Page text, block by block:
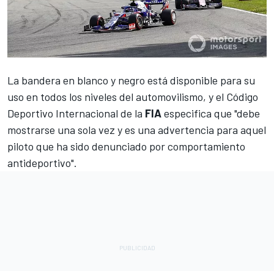
La bandera en blanco y negro está disponible para su
uso en todos los niveles del automovilismo, y el Código
Deportivo Internacional de la FIAespecifica que "debe
mostrarse una sola vez y es una advertencia para aquel
piloto que ha sido denunciado por comportamiento
antideportivo".